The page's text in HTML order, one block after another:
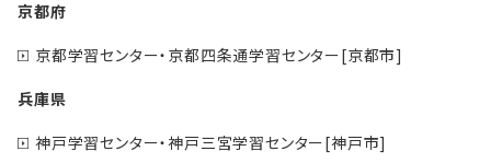
京都府
京都学習センター・京都四条通学習センター[京都市]
兵庫県
神戸学習センター・神戸三宮学習センター[神戸市]